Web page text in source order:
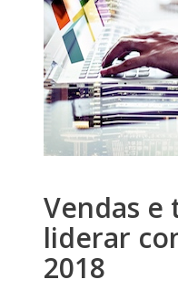
Vendas e
liderar
2018